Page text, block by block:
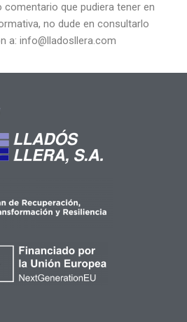
comentario que pudiera tener en
no dude en consultarlo
a: info@lladosllera.com